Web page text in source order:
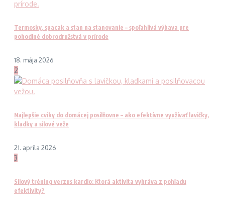
Termosky, spacak a stan na stanovanie – spoľahlivá výbava pre
pohodlné dobrodružstvá v prírode
18. mája 2026
2
Najlepšie cviky do domácej posilňovne – ako efektívne využívať lavičky,
kladky a silové veže
21. apríla 2026
3
Silový tréning verzus kardio: Ktorá aktivita vyhráva z pohľadu
efektivity?